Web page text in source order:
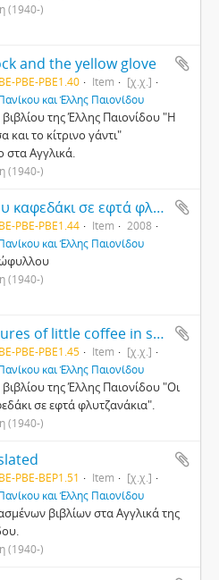
(1940-)
and the yellow glove
PBE-PBE1.40 Item
[χ.χ.]
και Έλλης Παιονίδου
της Έλλης Παιονίδου "Η
και το κίτρινο γάντι"
στα Αγγλικά.
(1940-)
Οι άθλοι του καφεδάκι σε εφτά φλυτζάνια
PBE-PBE1.44 Item
2008
και Έλλης Παιονίδου
(1940-)
The Adventures of little coffee in seven cups
PBE-PBE1.45 Item
[χ.χ.]
και Έλλης Παιονίδου
της Έλλης Παιονίδου "Οι
σε εφτά φλυτζανάκια".
(1940-)
PBE-BEP1.51 Item
[χ.χ.]
και Έλλης Παιονίδου
βιβλίων στα Αγγλικά της
(1940-)